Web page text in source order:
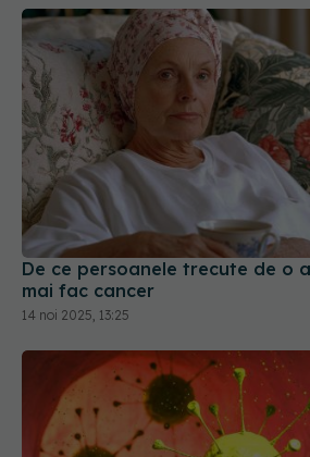
De ce persoanele trecute de o
mai fac cancer
14 noi 2025, 13:25